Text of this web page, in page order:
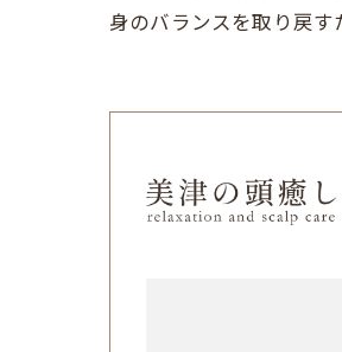
身のバランスを取り戻す